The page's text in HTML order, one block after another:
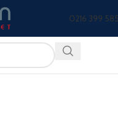
0216 399